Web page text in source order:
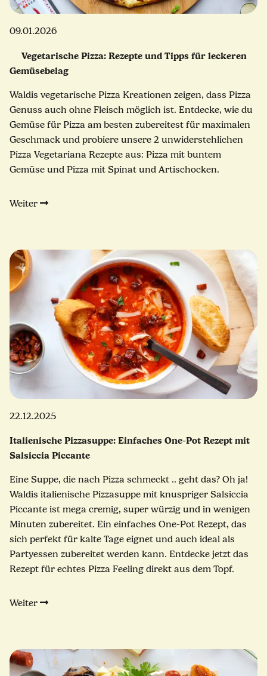
09.01.2026
Vegetarische Pizza: Rezepte und Tipps für leckeren
Gemüsebelag
Waldis vegetarische Pizza Kreationen zeigen, dass Pizza
Genuss auch ohne Fleisch möglich ist. Entdecke, wie du
Gemüse für Pizza am besten zubereitest für maximalen
Geschmack und probiere unsere 2 unwiderstehlichen
Pizza Vegetariana Rezepte aus: Pizza mit buntem
Gemüse und Pizza mit Spinat und Artischocken.
Weiter
22.12.2025
Italienische Pizzasuppe: Einfaches One-Pot Rezept mit
Salsiccia Piccante
Eine Suppe, die nach Pizza schmeckt .. geht das? Oh ja!
Waldis italienische Pizzasuppe mit knuspriger Salsiccia
Piccante ist mega cremig, super würzig und in wenigen
Minuten zubereitet. Ein einfaches One-Pot Rezept, das
sich perfekt für kalte Tage eignet und auch ideal als
Partyessen zubereitet werden kann. Entdecke jetzt das
Rezept für echtes Pizza Feeling direkt aus dem Topf.
Weiter